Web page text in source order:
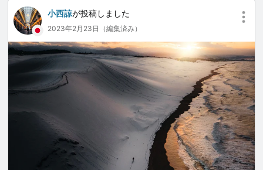
小西諒が投稿しました
2023年2月23日（編集済み）